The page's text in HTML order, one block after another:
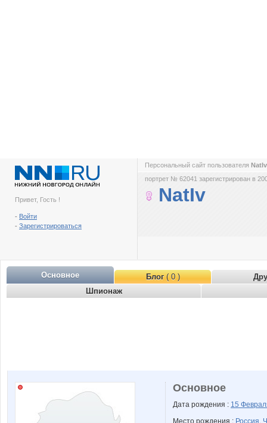
Привет, Гость !
- Войти
- Зарегистрироваться
Персональный сайт пользователя
портрет № 62041 зарегистрирован в
NatIv
Основное Блог( 0 )
Шпионаж
Основное
Дата рождения : 15
Место рождения : Россия,